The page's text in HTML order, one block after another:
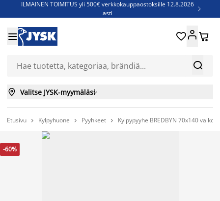
ILMAINEN TOIMITUS yli 500€ verkkokauppaostoksille 12.8.2026
asti

Jenkkisänkyjä - Säästä jopa 60%


 
 Valitse JYSK-myymäläsi
Etusivu  Kylpyhuone  Pyyhkeet  Kylpypyyhe BREDBYN 70x140
-60%